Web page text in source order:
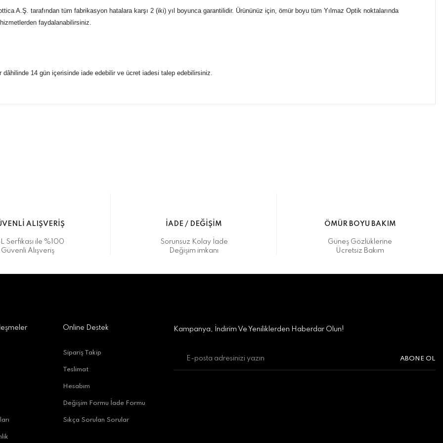
A.Ş. tarafından tüm fabrikasyon hatalara karşı 2 (iki) yıl boyunca garantilidir. Ürününüz için, ömür boyu tüm Yılmaz Optik noktalarında
faydalanabilirsiniz.
dâhilinde 14 gün içerisinde iade edebilir ve ücret iadesi talep edebilirsiniz.
Antalya
ALIŞVERİŞ
Serfikası ile %100
Güvenli Alışveriş
İADE / DEĞİŞİM
Sorunsuz Kolay İade
Değişim imkanı
ÖMÜR BOYU BAKIM
Güneş Gözlüklerine
Ücretsiz Bakım
Online Destek
Sipariş Takip
Teslimat
Hesabım
Değişim Formu İade Formu
Sıkça Sorulan Sorular
Kampanya, İndirim Ve Yeniliklerden Haberdar Olun!
ABONE OL